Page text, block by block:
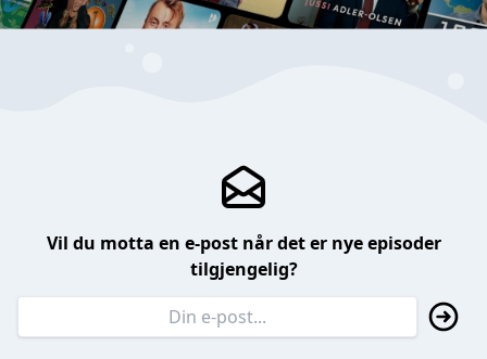
Vil du motta en e-post når det er nye episoder
tilgjengelig?